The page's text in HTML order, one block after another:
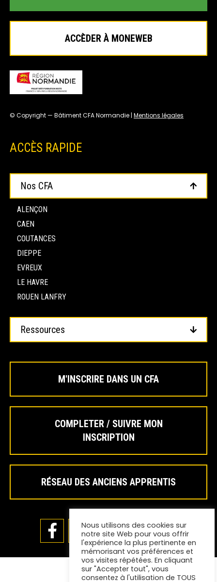
ACCÈDER À MONEWEB
© Copyright — Bâtiment CFA Normandie | Mentions légales
ACCÈS RAPIDE
Nos CFA
ALENÇON
CAEN
COUTANCES
DIEPPE
EVREUX
LE HAVRE
ROUEN LANFRY
Ressources
M'INSCRIRE DANS UN CFA
COMPLETER / SUIVRE MON
INSCRIPTION
RÉSEAU DES ANCIENS APPRENTIS
Nous utilisons des cookies sur
notre site Web pour vous offrir
l'expérience la plus pertinente en
mémorisant vos préférences et
vos visites répétées. En cliquant
sur "Accepter tout", vous
consentez à l'utilisation de TOUS